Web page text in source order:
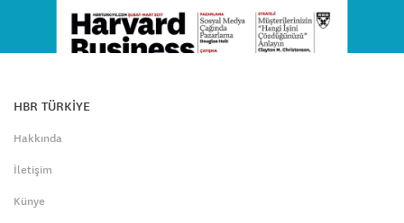
HBR TÜRKİYE
Hakkında
İletişim
Künye